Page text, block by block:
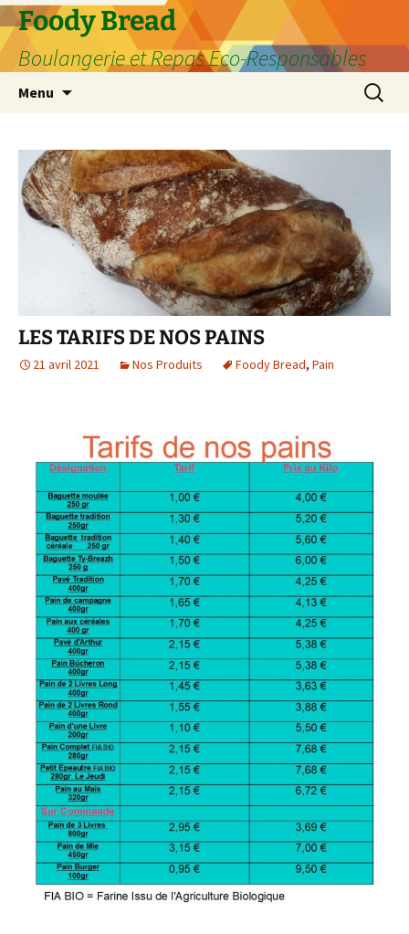
Aller
au
contenu
Foody Bread
Boulangerie et Repas Eco-Responsables
Menu
LES TARIFS DE NOS PAINS
21 avril 2021 Nos Produits Foody Bread, Pain